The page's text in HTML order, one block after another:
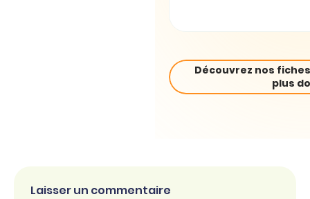
Découvrez nos
plus
Laisser un commentaire